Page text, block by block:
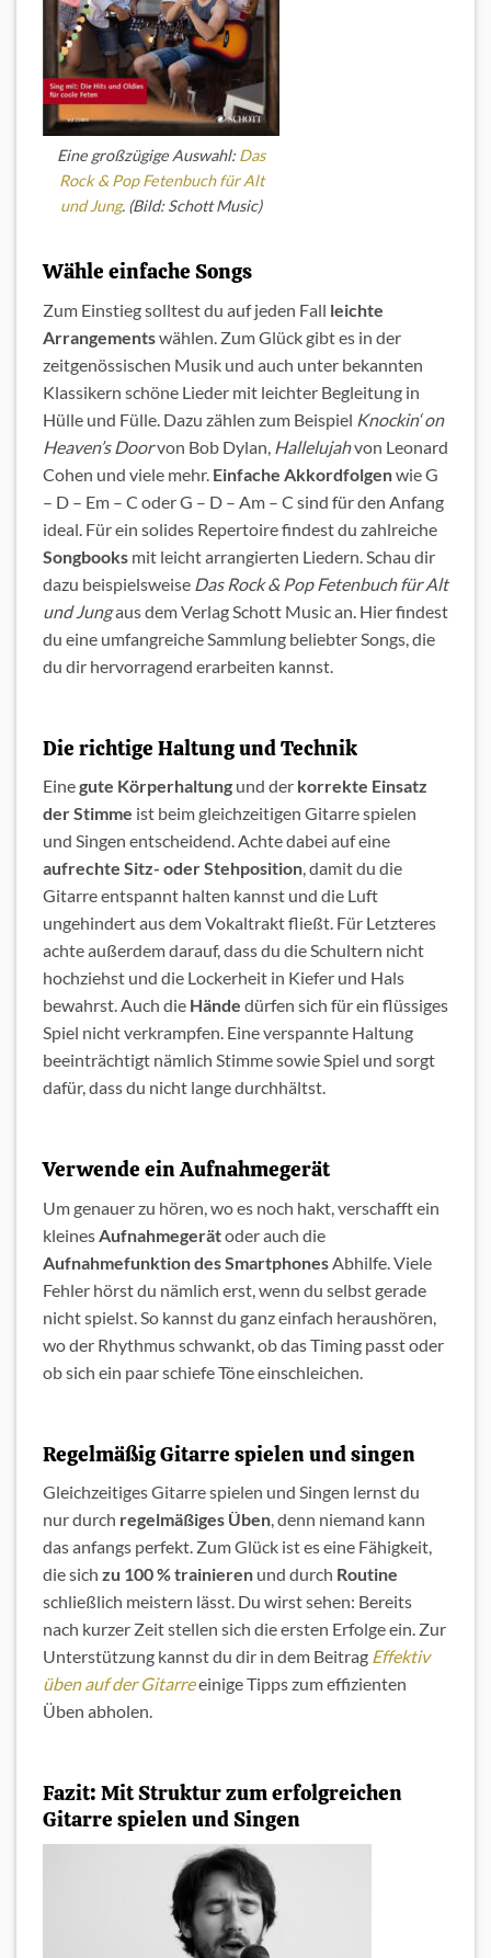
Eine großzügige Auswahl:Das
Rock & Pop Fetenbuch für Alt
und Jung. (Bild: Schott Music)
Wähle einfache Songs
Zum Einstieg solltest du auf jeden Fall leichte
Arrangementswählen. Zum Glück gibt es in der
zeitgenössischen Musik und auch unter bekannten
Klassikern schöne Lieder mit leichter Begleitung in
Hülle und Fülle. Dazu zählen zum Beispiel Knockin‘ on
Heaven’s Doorvon Bob Dylan, Hallelujahvon Leonard
Cohen und viele mehr. Einfache Akkordfolgenwie G
– D – Em – C oder G – D – Am – C sind für den Anfang
ideal. Für ein solides Repertoire findest du zahlreiche
Songbooks mit leicht arrangierten Liedern. Schau dir
dazu beispielsweise Das Rock & Pop Fetenbuch für Alt
und Jungaus dem Verlag Schott Music an. Hier findest
du eine umfangreiche Sammlung beliebter Songs, die
du dir hervorragend erarbeiten kannst.
Die richtige Haltung und Technik
Einegute Körperhaltung und der korrekte Einsatz
der Stimme ist beim gleichzeitigen Gitarre spielen
und Singen entscheidend. Achte dabei auf eine
aufrechte Sitz- oder Stehposition, damit du die
Gitarre entspannt halten kannst und die Luft
ungehindert aus dem Vokaltrakt fließt. Für Letzteres
achte außerdem darauf, dass du die Schultern nicht
hochziehst und die Lockerheit in Kiefer und Hals
bewahrst. Auch die Hände dürfen sich für ein flüssiges
Spiel nicht verkrampfen. Eine verspannte Haltung
beeinträchtigt nämlich Stimme sowie Spiel und sorgt
dafür, dass du nicht lange durchhältst.
Verwende ein Aufnahmegerät
Um genauer zu hören, wo es noch hakt, verschafft ein
kleinesAufnahmegerätoder auch die
Aufnahmefunktion des SmartphonesAbhilfe. Viele
Fehler hörst du nämlich erst, wenn du selbst gerade
nicht spielst. So kannst du ganz einfach heraushören,
wo der Rhythmus schwankt, ob das Timing passt oder
ob sich ein paar schiefe Töne einschleichen.
Regelmäßig Gitarre spielen und singen
Gleichzeitiges Gitarre spielen und Singen lernst du
nur durch regelmäßiges Üben, denn niemand kann
das anfangs perfekt. Zum Glück ist es eine Fähigkeit,
die sich zu 100 % trainieren und durch Routine
schließlich meistern lässt. Du wirst sehen: Bereits
nach kurzer Zeit stellen sich die ersten Erfolge ein. Zur
Unterstützung kannst du dir in dem Beitrag Effektiv
üben auf der Gitarreeinige Tipps zum effizienten
Üben abholen.
Fazit: Mit Struktur zum erfolgreichen
Gitarre spielen und Singen